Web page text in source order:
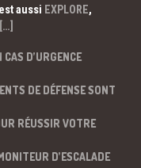
aussi EXPLORE,
[…]
D’URGENCE
DE DÉFENSE SONT
RÉUSSIR VOTRE
D’ESCALADE